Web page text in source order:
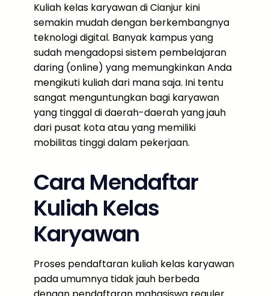
Kuliah kelas karyawan di Cianjur kini
semakin mudah dengan berkembangnya
teknologi digital. Banyak kampus yang
sudah mengadopsi sistem pembelajaran
daring (online) yang memungkinkan Anda
mengikuti kuliah dari mana saja. Ini tentu
sangat menguntungkan bagi karyawan
yang tinggal di daerah-daerah yang jauh
dari pusat kota atau yang memiliki
mobilitas tinggi dalam pekerjaan.
Cara Mendaftar
Kuliah Kelas
Karyawan
Proses pendaftaran kuliah kelas karyawan
pada umumnya tidak jauh berbeda